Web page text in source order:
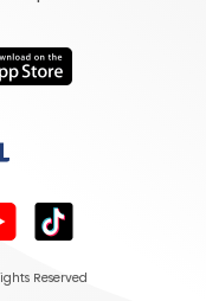
Reserved